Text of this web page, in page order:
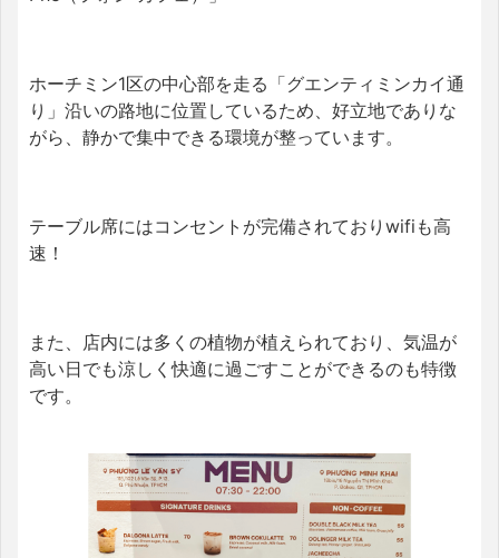
ホーチミン1区の中心部を走る「グエンティミンカイ通
り」沿いの路地に位置しているため、好立地でありな
がら、静かで集中できる環境が整っています。
テーブル席にはコンセントが完備されておりwifiも高
速！
また、店内には多くの植物が植えられており、気温が
高い日でも涼しく快適に過ごすことができるのも特徴
です。